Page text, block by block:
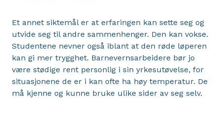
Et annet siktemål er at erfaringen kan sette seg og
utvide seg til andre sammenhenger. Den kan vokse.
Studentene nevner også iblant at den røde løperen
kan gi mer trygghet. Barnevernsarbeidere bør jo
være stødige rent personlig i sin yrkesutøvelse, for
situasjonene de er i kan ofte ha høy temperatur. De
må kjenne og kunne bruke ulike sider av seg selv.